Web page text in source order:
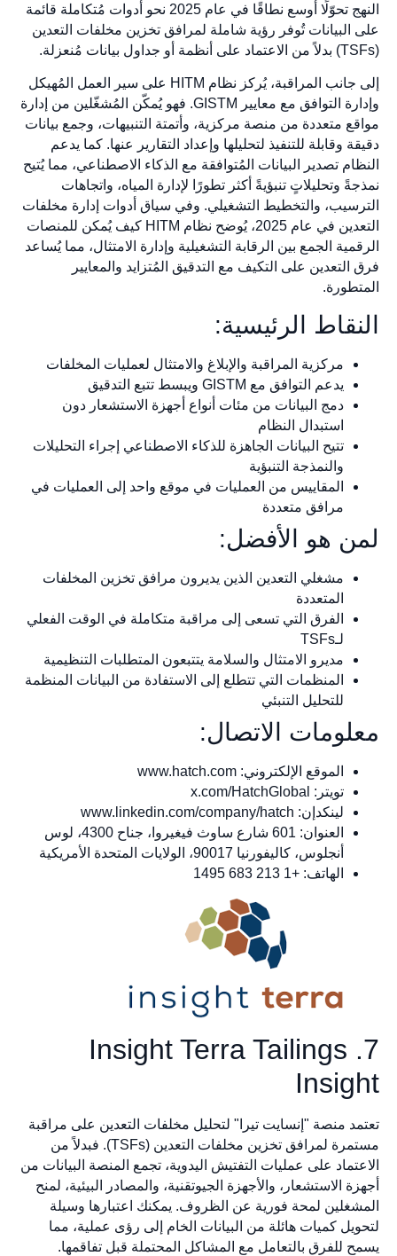
النهج تحوّلًا أوسع نطاقًا في عام 2025 نحو أدوات مُتكاملة قائمة
على البيانات تُوفر رؤية شاملة لمرافق تخزين مخلفات التعدين
(TSFs) بدلاً من الاعتماد على أنظمة أو جداول بيانات مُنعزلة.
إلى جانب المراقبة، يُركز نظام HITM على سير العمل المُهيكل
وإدارة التوافق مع معايير GISTM. فهو يُمكّن المُشغّلين من إدارة
مواقع متعددة من منصة مركزية، وأتمتة التنبيهات، وجمع بيانات
دقيقة وقابلة للتنفيذ لتحليلها وإعداد التقارير عنها. كما يدعم
النظام تصدير البيانات المُتوافقة مع الذكاء الاصطناعي، مما يُتيح
نمذجةً وتحليلاتٍ تنبؤيةً أكثر تطورًا لإدارة المياه، واتجاهات
الترسيب، والتخطيط التشغيلي. وفي سياق أدوات إدارة مخلفات
التعدين في عام 2025، يُوضح نظام HITM كيف يُمكن للمنصات
الرقمية الجمع بين الرقابة التشغيلية وإدارة الامتثال، مما يُساعد
فرق التعدين على التكيف مع التدقيق المُتزايد والمعايير
المتطورة.
النقاط الرئيسية:
مركزية المراقبة والإبلاغ والامتثال لعمليات المخلفات
يدعم التوافق مع GISTM ويبسط تتبع التدقيق
دمج البيانات من مئات أنواع أجهزة الاستشعار دون
استبدال النظام
تتيح البيانات الجاهزة للذكاء الاصطناعي إجراء التحليلات
والنمذجة التنبؤية
المقاييس من العمليات في موقع واحد إلى العمليات في
مرافق متعددة
لمن هو الأفضل:
مشغلي التعدين الذين يديرون مرافق تخزين المخلفات
المتعددة
الفرق التي تسعى إلى مراقبة متكاملة في الوقت الفعلي
لـTSFs
مديرو الامتثال والسلامة يتتبعون المتطلبات التنظيمية
المنظمات التي تتطلع إلى الاستفادة من البيانات المنظمة
للتحليل التنبئي
معلومات الاتصال:
الموقع الإلكتروني: www.hatch.com
تويتر: x.com/HatchGlobal
لينكدإن: www.linkedin.com/company/hatch
العنوان: 601 شارع ساوث فيغيروا، جناح 4300، لوس
أنجلوس، كاليفورنيا 90017، الولايات المتحدة الأمريكية
الهاتف: +1 213 683 1495
7. Insight Terra Tailings
Insight
تعتمد منصة "إنسايت تيرا" لتحليل مخلفات التعدين على مراقبة
مستمرة لمرافق تخزين مخلفات التعدين (TSFs). فبدلاً من
الاعتماد على عمليات التفتيش اليدوية، تجمع المنصة البيانات من
أجهزة الاستشعار، والأجهزة الجيوتقنية، والمصادر البيئية، لمنح
المشغلين لمحة فورية عن الظروف. يمكنك اعتبارها وسيلة
لتحويل كميات هائلة من البيانات الخام إلى رؤى عملية، مما
يسمح للفرق بالتعامل مع المشاكل المحتملة قبل تفاقمها.